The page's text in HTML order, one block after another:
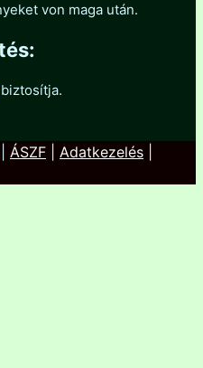
von maga után.
biztosítja.
ÁSZF Adatkezelés